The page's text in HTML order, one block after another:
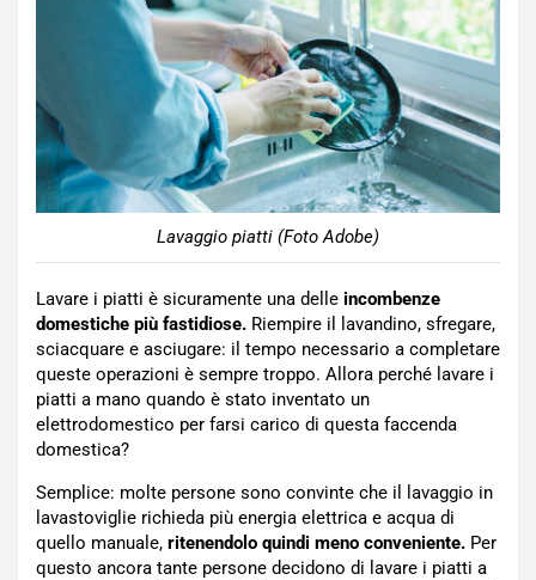
Lavaggio piatti (Foto Adobe)
Lavare i piatti è sicuramente una delle incombenze
domestiche più fastidiose. Riempire il lavandino, sfregare,
sciacquare e asciugare: il tempo necessario a completare
queste operazioni è sempre troppo. Allora perché lavare i
piatti a mano quando è stato inventato un
elettrodomestico per farsi carico di questa faccenda
domestica?
Semplice: molte persone sono convinte che il lavaggio in
lavastoviglie richieda più energia elettrica e acqua di
quello manuale, ritenendolo quindi meno conveniente. Per
questo ancora tante persone decidono di lavare i piatti a